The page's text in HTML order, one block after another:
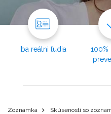
Iba reálni ľudia
Zoznamka
Skúsenosti so